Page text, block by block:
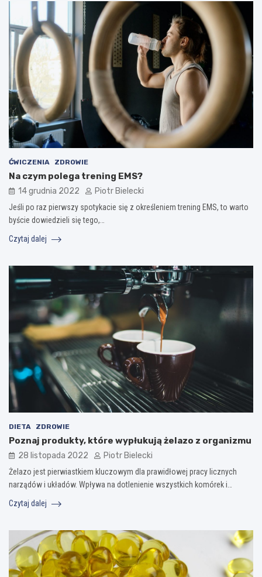
ĆWICZENIA ZDROWIE
Na czym polega trening EMS?
14 grudnia 2022 Piotr Bielecki
Jeśli po raz pierwszy spotykacie się z określeniem trening EMS, to warto
byście dowiedzieli się tego,…
Czytaj dalej
DIETA ZDROWIE
Poznaj produkty, które wypłukują żelazo z organizmu
28 listopada 2022 Piotr Bielecki
Żelazo jest pierwiastkiem kluczowym dla prawidłowej pracy licznych
narządów i układów. Wpływa na dotlenienie wszystkich komórek i…
Czytaj dalej